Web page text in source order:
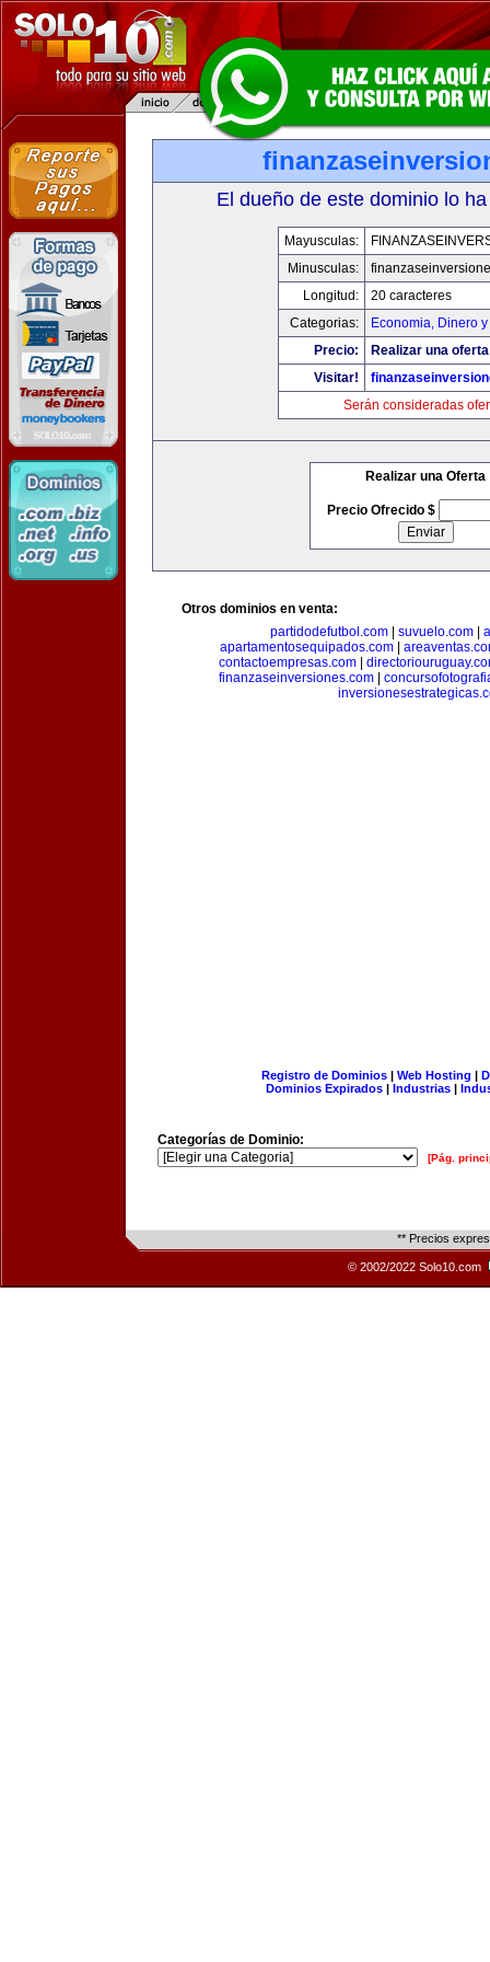
El dueño de este dominio lo
Mayusculas:
Minusculas:
Longitud:
20 caracteres
Categorias:
Economia, Dinero
Precio:
Realizar una
Visitar!
Serán consideradas
Realizar una Oferta
Precio Ofrecido $
Otros dominios en venta:
partidodefutbol.com| suvuelo.com|
apartamentosequipados.com|
contactoempresas.com
finanzaseinversiones.com
Registro de Dominios| Web Hosting |
Dominios Expirados | Industrias |
Categorías de Dominio:
[Pág.
** Precios
© 2002/2022 Solo10.com